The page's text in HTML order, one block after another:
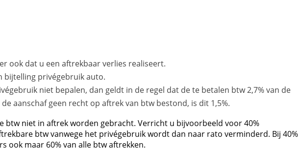
ook dat u een aftrekbaar verlies realiseert.
bijtelling privégebruik auto.
niet bepalen, dan geldt in de regel dat de te betalen btw 2,7% van de
aanschaf geen recht op aftrek van btw bestond, is dit 1,5%.
niet in aftrek worden gebracht. Verricht u bijvoorbeeld voor 40%
btw vanwege het privégebruik wordt dan naar rato verminderd. Bij 40%
ook maar 60% van alle btw aftrekken.